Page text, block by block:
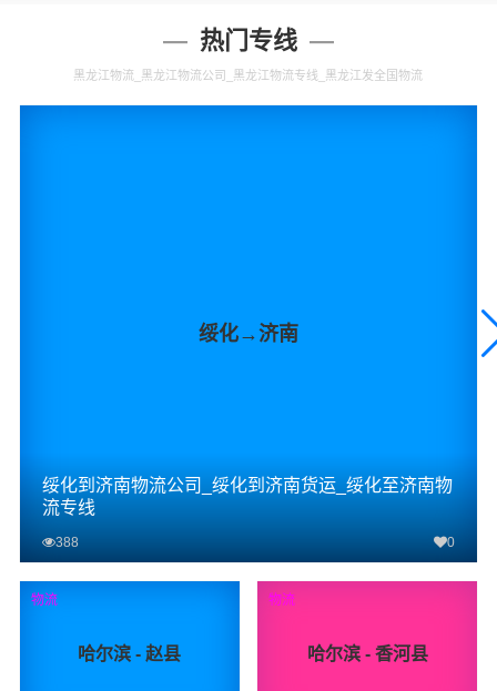
热门专线
黑龙江物流_黑龙江物流公司_黑龙江物流专线_黑龙江发全国物流
绥化→济南
绥化到济南物流公司_绥化到济南货运_绥化至济南物
流专线
388 0
查看详细
哈尔滨 - 赵县
物流
哈尔滨 - 香河县
物流